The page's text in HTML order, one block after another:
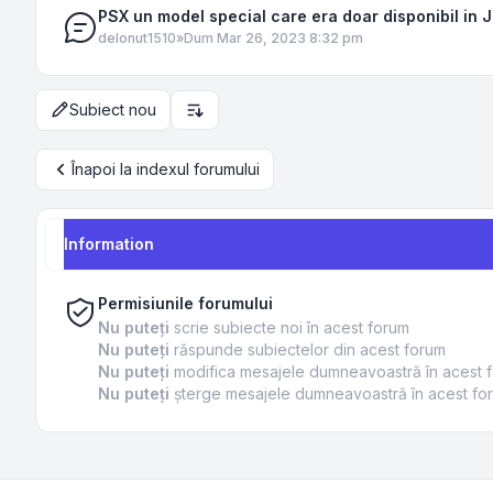
PSX un model special care era doar disponibil in
deIonut1510»Dum Mar 26, 2023 8:32 pm
Subiect nou Opțiuni de sortare și afișare
Înapoi la indexul forumului
Information
Permisiunile forumului
Nu puteţi scrie subiecte noi în acest forum
Nu puteţi răspunde subiectelor din acest forum
Nu puteţi modifica mesajele dumneavoastră în acest
Nu puteţi şterge mesajele dumneavoastră în acest